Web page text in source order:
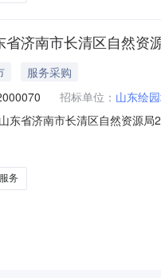
济南市长清区自然
服务采购
招标单位： 山东绘
东省济南市长清区自然资源
东省济南市长清区自然资源
务